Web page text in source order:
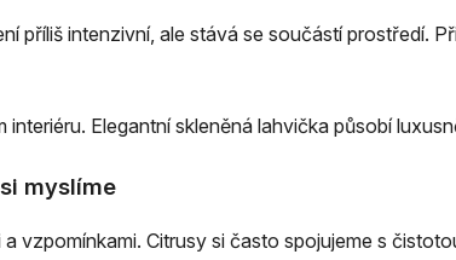
příliš intenzivní, ale stává se součástí prostředí.
Elegantní skleněná lahvička působí
myslíme
vzpomínkami. Citrusy si často spojujeme s